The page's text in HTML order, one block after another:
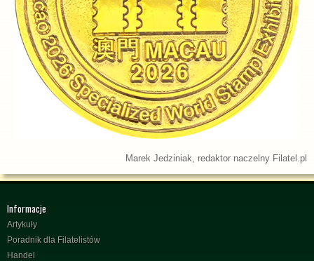
Marek Jedziniak, redaktor naczelny Filatel.pl
Informacje
Artykuły
Poradnik dla Filatelistów
Handel